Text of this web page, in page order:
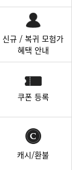
신규 / 복귀 모험가
혜택 안내
쿠폰 등록
캐시/환불